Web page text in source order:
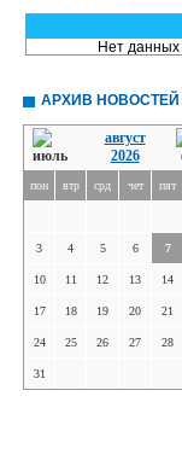
Нет данных
АРХИВ НОВОСТЕЙ
август
2026
пон втр срд чет пят
3 4 5 6 7
10 11 12 13 14
17 18 19 20 21
24 25 26 27 28
31